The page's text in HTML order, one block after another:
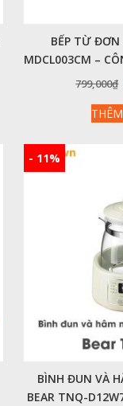
BẾP TỪ ĐƠN
MDCL003CM –
MỨC
799,000₫
- 11%
BÌNH ĐUN VÀ
BEAR TNQ-